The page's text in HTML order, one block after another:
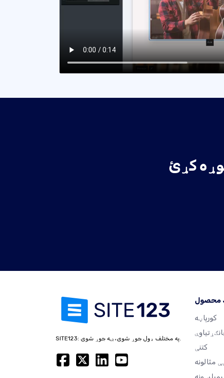
SITE123: په مختلف ډول جوړ شوی، ښه جوړ شوی.
محصول
کورپاڼه
کتنې
مثالونه